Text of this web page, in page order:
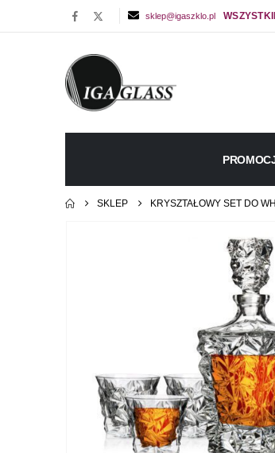
sklep@igaszklo.pl
SKLEP KRYSZTAŁOWY SET DO